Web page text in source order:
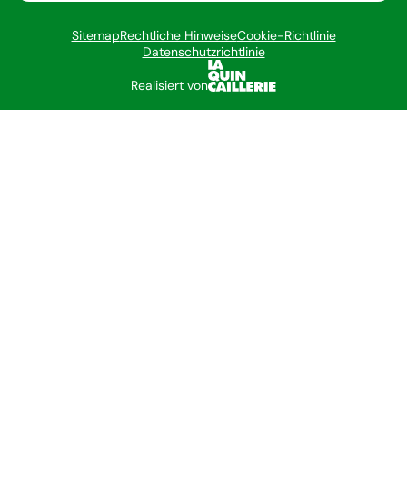
SitemapRechtliche HinweiseCookie-Richtlinie
Datenschutzrichtlinie
Realisiert von